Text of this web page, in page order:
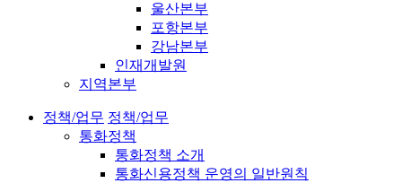
울산본부
포항본부
강남본부
인재개발원
지역본부
정책/업무 정책/업무
통화정책
통화정책 소개
통화신용정책 운영의 일반원칙